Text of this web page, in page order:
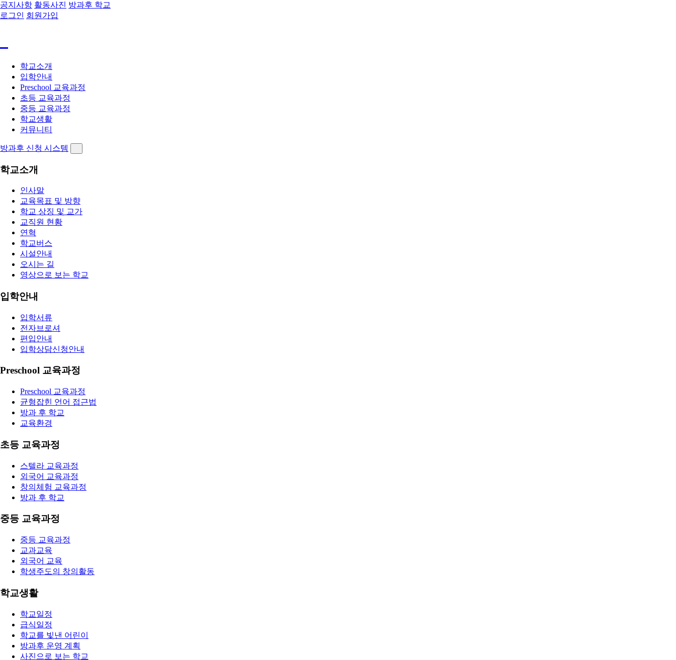
공지사항 활동사진 방과후 학교
로그인 회원가입
학교소개
입학안내
Preschool 교육과정
초등 교육과정
중등 교육과정
학교생활
커뮤니티
방과후 신청 시스템
학교소개
인사말
교육목표 및 방향
학교 상징 및 교가
교직원 현황
연혁
학교버스
시설안내
오시는 길
영상으로 보는 학교
입학안내
입학서류
전자브로셔
편입안내
입학상담신청안내
Preschool 교육과정
Preschool 교육과정
균형잡힌 언어 접근법
방과 후 학교
교육환경
초등 교육과정
스텔라 교육과정
외국어 교육과정
창의체험 교육과정
방과 후 학교
중등 교육과정
중등 교육과정
교과교육
외국어 교육
학생주도의 창의활동
학교생활
학교일정
급식일정
학교를 빛낸 어린이
방과후 운영 계획
사진으로 보는 학교